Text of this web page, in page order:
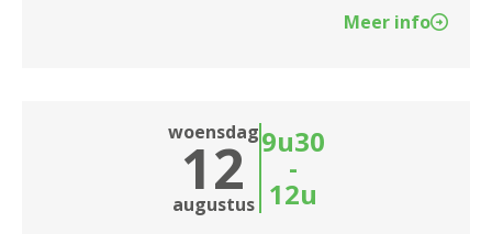
Meer info
woensdag
12
augustus
9u30
-
12u